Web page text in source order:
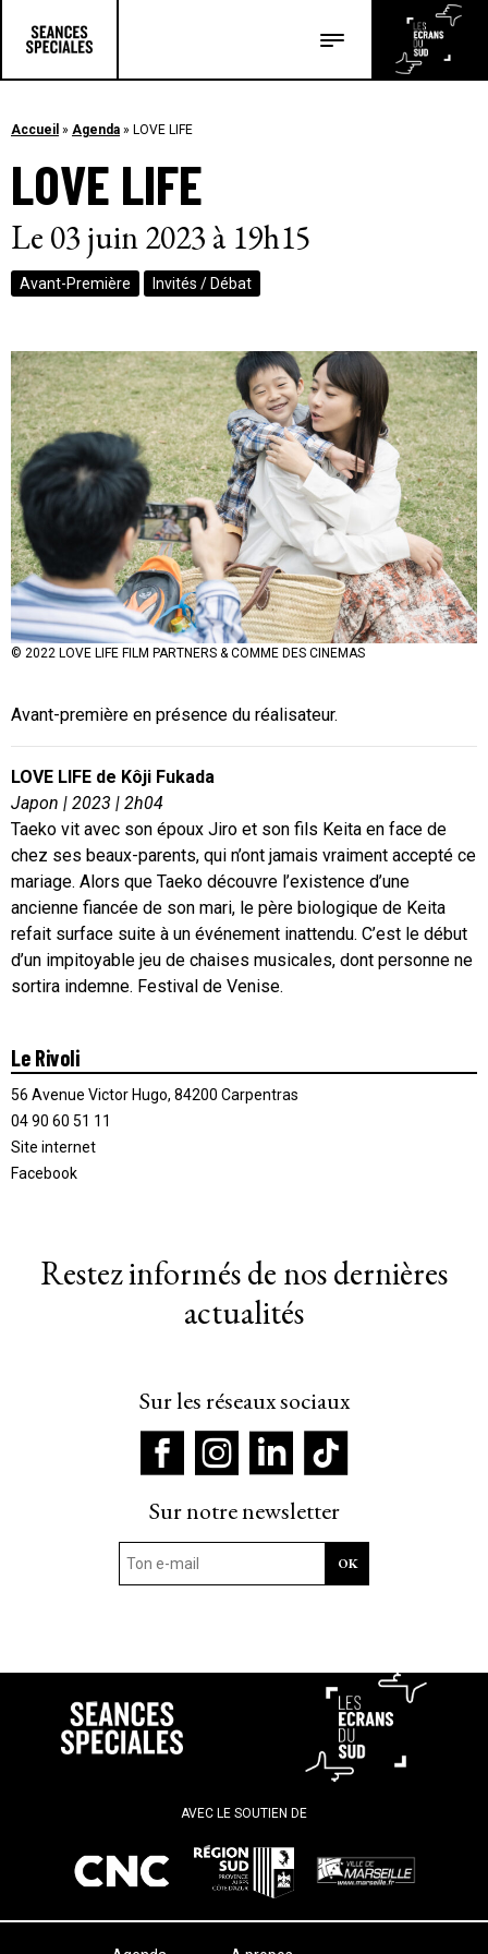
Les articles
Accueil » Agenda » LOVE LIFE
LOVE LIFE
Le 03 juin 2023 à 19h15
Avant-Première Invités / Débat
© 2022 LOVE LIFE FILM PARTNERS & COMME DES CINEMAS
© 2022 LOVE LIFE FILM PARTNERS & COMME DES CINEMAS
© 2022 LOVE LIFE FILM PARTNERS & COMME DES CINEMAS
Avant-première en présence du réalisateur.
LOVE LIFE de Kôji Fukada
Japon | 2023 | 2h04
Taeko vit avec son époux Jiro et son fils Keita en face de
chez ses beaux-parents, qui n’ont jamais vraiment accepté ce
mariage. Alors que Taeko découvre l’existence d’une
ancienne fiancée de son mari, le père biologique de Keita
refait surface suite à un événement inattendu. C’est le début
d’un impitoyable jeu de chaises musicales, dont personne ne
sortira indemne. Festival de Venise.
Le Rivoli
56 Avenue Victor Hugo, 84200 Carpentras
04 90 60 51 11
Site internet
Facebook
Restez informés de nos dernières
actualités
Sur les réseaux sociaux
Sur notre newsletter
AVEC LE SOUTIEN DE